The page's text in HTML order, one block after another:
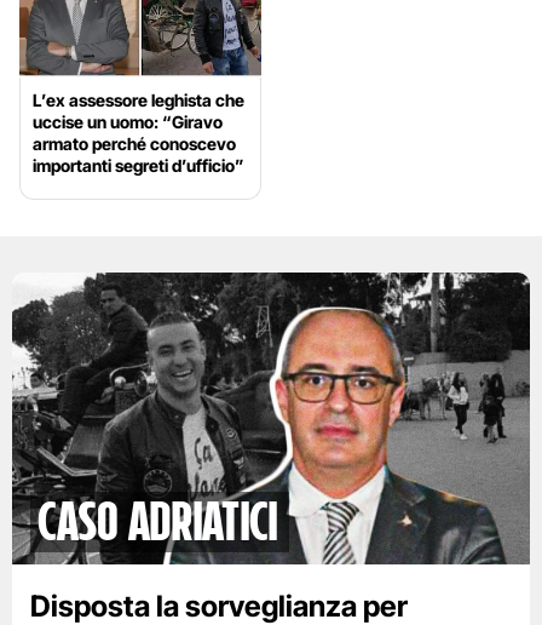
L’ex assessore leghista che
uccise un uomo: “Giravo
armato perché conoscevo
importanti segreti d’ufficio”
Caso Adriatici
Disposta la sorveglianza per